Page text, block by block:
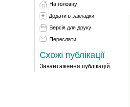
На головну
Додати в закладки
Версія для друку
Переслати
Схожі публікації
Завантаження публікацій...